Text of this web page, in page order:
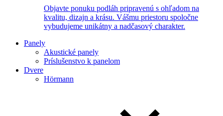
Objavte ponuku podláh pripravenú s ohľadom na
kvalitu, dizajn a krásu. Vášmu priestoru spoločne
vybudujeme unikátny a nadčasový charakter.
Panely
Akustické panely
Príslušenstvo k panelom
Dvere
Hörmann